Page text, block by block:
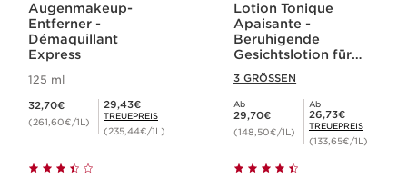
Augenmakeup-
Entferner -
Démaquillant
Express
125 ml
32,70€
(261,60€/1L)
Mitgliederpreis 29,43€
29,43€
TREUEPREIS
(235,44€/1L)
Lotion Tonique
Apaisante -
Beruhigende
Gesichtslotion für
sehr trockene oder
sensible Haut
3 GRÖSSEN
Ab
Aktueller Preis 29,70€
29,70€
(148,50€/1L)
Ab
Mitgliederpreis 26,73€
26,73€
TREUEPREIS
(133,65€/1L)